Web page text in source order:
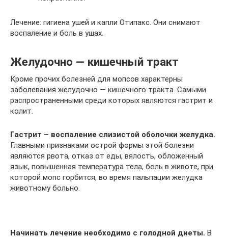
Лечение: гигиена ушей и капли Отипакс. Они снимают
воспаление и боль в ушах.
Желудочно — кишечный тракт
Кроме прочих болезней для мопсов характерны
заболевания желудочно — кишечного тракта. Самыми
распространенными среди которых являются гастрит и
колит.
Гастрит – воспаление слизистой оболочки желудка.
Главными признаками острой формы этой болезни
являются рвота, отказ от еды, вялость, обложенный
язык, повышенная температура тела, боль в животе, при
которой мопс горбится, во время пальпации желудка
животному больно.
Начинать лечение необходимо с голодной диеты. В